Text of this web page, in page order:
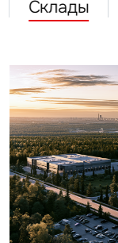
Склады